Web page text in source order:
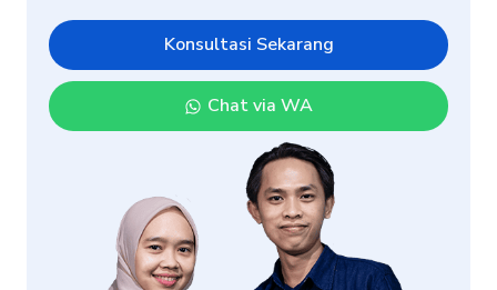
Konsultasi Sekarang
Chat via WA